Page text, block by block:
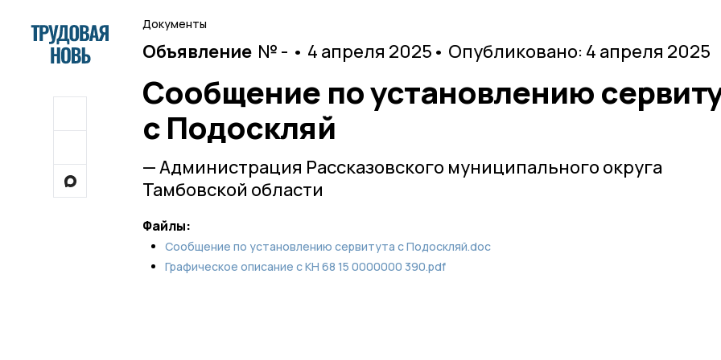
Документы
Объявление № - • 4 апреля 2025 • Опубликовано: 4 апреля 2025
Сообщение по установлению
c Подоскляй
— Администрация Рассказовского муниципального округа
Тамбовской области
Файлы:
Сообщение по установлению сервитута c Подоскляй.doc
Графическое описание с КН 68 15 0000000 390.pdf